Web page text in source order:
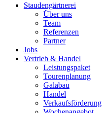
Staudengärtnerei
Über uns
Team
Referenzen
Partner
Jobs
Vertrieb & Handel
Leistungspaket
Tourenplanung
Galabau
Handel
Verkaufsförderung